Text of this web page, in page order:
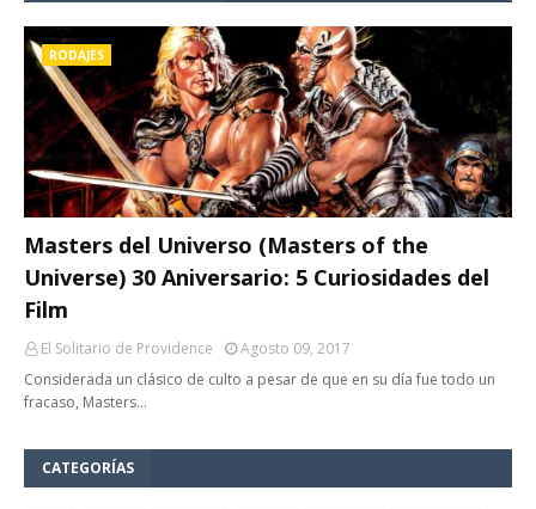
RODAJES
Masters del Universo (Masters of the
Universe) 30 Aniversario: 5 Curiosidades del
Film
El Solitario de Providence
Agosto 09, 2017
Considerada un clásico de culto a pesar de que en su día fue todo un
fracaso, Masters…
CATEGORÍAS